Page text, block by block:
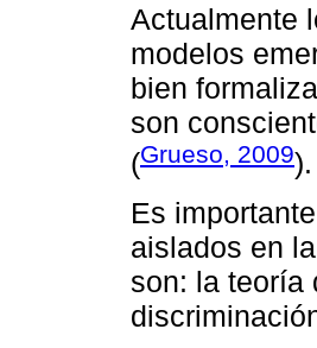
Actualmente
modelos
bien
son
(Grueso, 2009).
Es
aislados en
son: la teoría